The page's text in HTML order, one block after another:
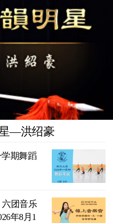
星—洪绍豪
学期舞蹈
六团音乐
年8月1